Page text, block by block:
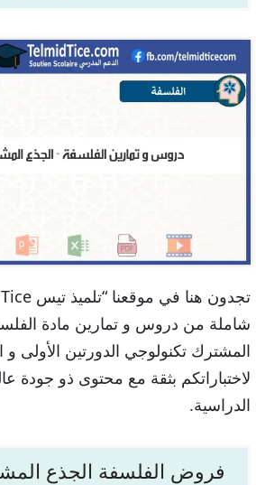
شاملة من دروس و تمارين مادة
المشترك تكنولوجي الدورتين الأولى و
لاختباراتكم بثقة مع محتوى ذو جودة
الدراسية.
فروض الفلسفة الجذع